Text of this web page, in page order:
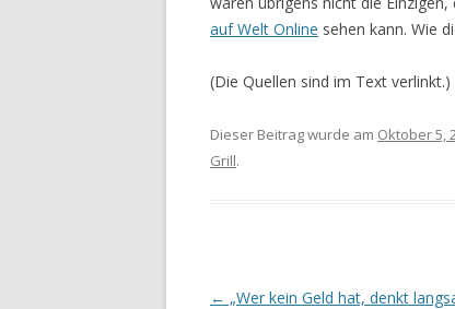
auf Welt Online sehen kann. Wie
(Die Quellen sind im Text verlinkt.)
Dieser Beitrag wurde am Oktober 5,
Grill.
Beitrags-
← „Wer kein Geld hat, denkt